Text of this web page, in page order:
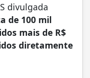
divulgada
de 100 mil
mais de R$
diretamente